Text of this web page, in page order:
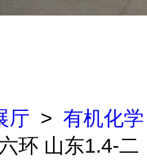
厅 > 有机化学
环 山东1.4-二